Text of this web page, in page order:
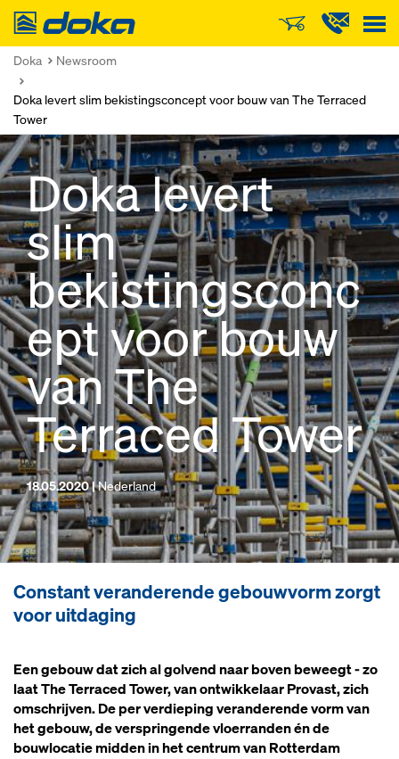
Doka
Doka Newsroom
Doka levert slim bekistingsconcept voor bouw van The Terraced
Tower
Doka levert
slim
bekistingsconc
ept voor bouw
van The
Terraced Tower
18.05.2020 |Nederland
Constant veranderende gebouwvorm zorgt
voor uitdaging
Een gebouw dat zich al golvend naar boven beweegt - zo
laat The Terraced Tower, van ontwikkelaar Provast, zich
omschrijven. De per verdieping veranderende vorm van
het gebouw, de verspringende vloerranden én de
bouwlocatie midden in het centrum van Rotterdam